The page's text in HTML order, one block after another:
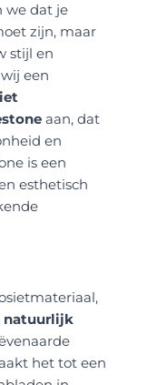
we dat je
zijn, maar
stijl en
een
aan, dat
en
is een
esthetisch
natuurlijk
het tot een